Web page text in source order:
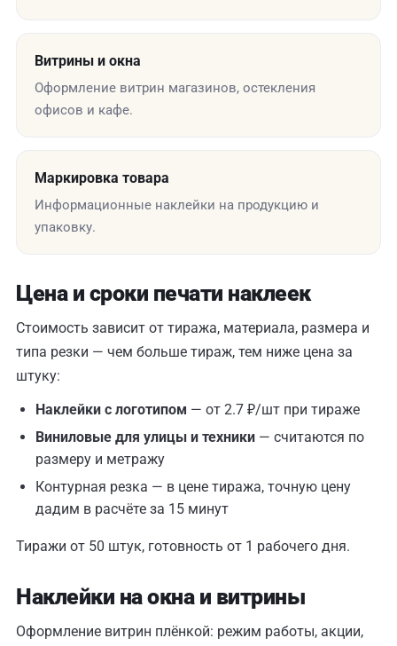
Витрины и окна
Оформление витрин магазинов, остекления
офисов и кафе.
Маркировка товара
Информационные наклейки на продукцию и
упаковку.
Цена и сроки печати наклеек
Стоимость зависит от тиража, материала, размера и
типа резки — чем больше тираж, тем ниже цена за
штуку:
Наклейки с логотипом — от 2.7 ₽/шт при тираже
Виниловые для улицы и техники — считаются по
размеру и метражу
Контурная резка — в цене тиража, точную цену
дадим в расчёте за 15 минут
Тиражи от 50 штук, готовность от 1 рабочего дня.
Наклейки на окна и витрины
Оформление витрин плёнкой: режим работы, акции,